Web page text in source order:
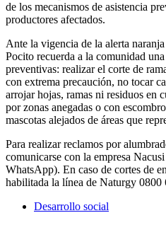
de los mecanismos de asistencia
productores afectados.
Ante la vigencia de la alerta
Pocito recuerda a la comunidad
preventivas: realizar el corte de
con extrema precaución, no tocar
arrojar hojas, ramas ni residuos en
por zonas anegadas o con
mascotas alejados de áreas que
Para realizar reclamos por
comunicarse con la empresa
WhatsApp). En caso de cortes de
habilitada la línea de Naturgy 0800
Desarrollo social